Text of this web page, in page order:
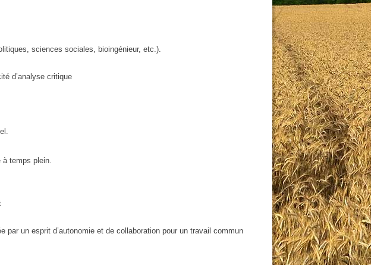
sciences sociales, bioingénieur, etc.).
d’analyse critique
temps plein.
par un esprit d’autonomie et de collaboration pour un travail commun